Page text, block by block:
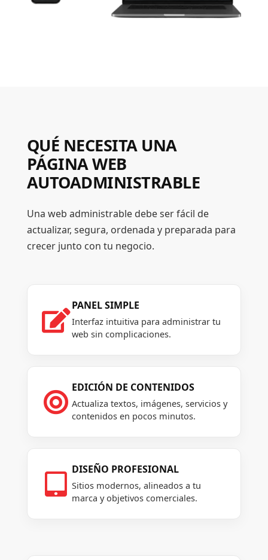
QUÉ NECESITA UNA
PÁGINA WEB
AUTOADMINISTRABLE
Una web administrable debe ser fácil de
actualizar, segura, ordenada y preparada para
crecer junto con tu negocio.

PANEL SIMPLE
Interfaz intuitiva para administrar tu
web sin complicaciones.

EDICIÓN DE CONTENIDOS
Actualiza textos, imágenes, servicios y
contenidos en pocos minutos.

DISEÑO PROFESIONAL
Sitios modernos, alineados a tu
marca y objetivos comerciales.